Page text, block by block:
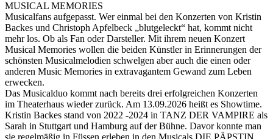
MUSICAL MEMORIES
Musicalfans aufgepasst. Wer einmal bei den Konzerten von Kristin
Backes und Christoph Apfelbeck „blutgeleckt“ hat, kommt nicht
mehr los. Ob als Fan oder Darsteller. Mit ihrem neuen Konzert
Musical Memories wollen die beiden Künstler in Erinnerungen der
schönsten Musicalmelodien schwelgen aber auch die einen oder
anderen Music Memories in extravagantem Gewand zum Leben
erwecken.
Das Musicalduo kommt nach bereits drei erfolgreichen Konzerten
im Theaterhaus wieder zurück. Am 13.09.2026 heißt es Showtime.
Kristin Backes stand von 2022 -2024 in TANZ DER VAMPIRE als
Sarah in Stuttgart und Hamburg auf der Bühne. Davor konnte man